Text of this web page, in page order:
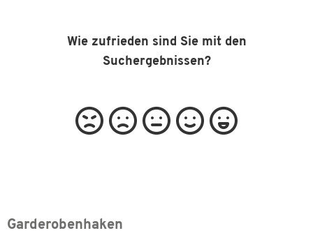
Wie zufrieden sind Sie mit den
Suchergebnissen?
Garderobenhaken